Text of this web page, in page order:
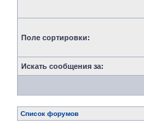
Поле сортировки:
Искать сообщения за:
Список форумов